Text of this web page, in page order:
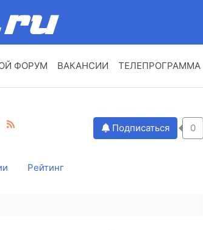
ФОРУМ ВАКАНСИИ ТЕЛЕПРОГРАММА
Подписаться 0
Рейтинг